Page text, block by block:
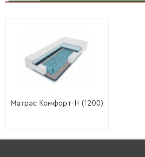
Матрас Комфорт-Н (1200)